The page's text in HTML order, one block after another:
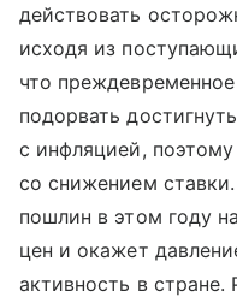
действовать
исходя из
что
подорвать
с инфляцией,
со снижением
пошлин в этом году
цен и окажет
активность в стране.